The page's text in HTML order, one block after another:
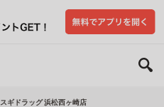
スギドラッグ 浜松西ヶ崎店